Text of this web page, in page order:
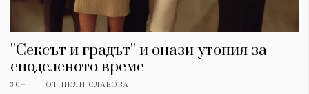
''Сексът и градът'' и онази утопия за
споделеното време
30+ ОТ НЕЛИ СЛАВОВА